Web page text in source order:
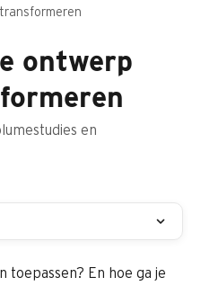
ontwerp
en
toepassen? En hoe ga je